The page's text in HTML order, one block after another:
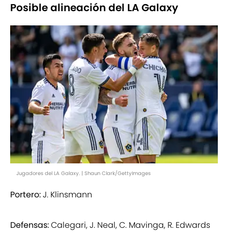
Posible alineación del LA Galaxy
Jugadores del LA Galaxy. | Shaun Clark/GettyImages
Portero:J. Klinsmann
Defensas:Calegari, J. Neal, C. Mavinga, R. Edwards